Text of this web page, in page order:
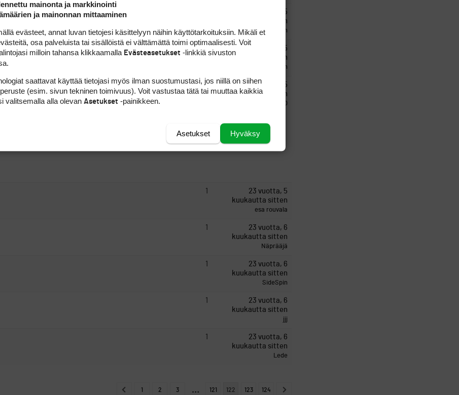
23 vuotta, 5
kuukautta sitten
SideSpin
1
23 vuotta, 5
kuukautta sitten
Kimmosirainen
1
23 vuotta, 5
kuukautta sitten
JohnD
1
23 vuotta, 5
kuukautta sitten
esa rouvala
1
23 vuotta, 6
kuukautta sitten
Näprääjä
1
23 vuotta, 6
kuukautta sitten
SideSpin
1
23 vuotta, 6
kuukautta sitten
jjj
1
23 vuotta, 6
kuukautta sitten
Lede
1 2 3 … 121 122 123 124
mainonta ja markkinointi
ja mainonnan mittaaminen
evästeet, annat luvan tietojesi käsittelyyn näihin käyttötarkoituksiin. Mikäli et
osa palveluista tai sisällöistä ei välttämättä toimi optimaalisesti. Voit
milloin tahansa klikkaamalla Evästeasetukset -linkkiä sivuston
saattavat käyttää tietojasi myös ilman suostumustasi, jos niillä on siihen
(esim. sivun tekninen toimivuus). Voit vastustaa tätä tai muuttaa kaikkia
valitsemalla alla olevan Asetukset -painikkeen.
Hyväksy
Asetukset